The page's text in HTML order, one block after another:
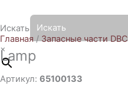
Искать
×
Главная / Запасные части DBC
Lamp
Артикул: 65100133